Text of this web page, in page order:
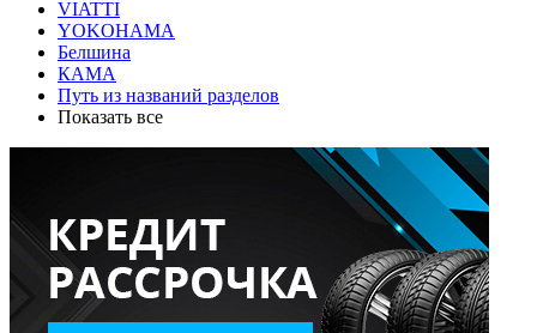
VIATTI
YOKOHAMA
Белшина
КАМА
Путь из названий разделов
Показать все